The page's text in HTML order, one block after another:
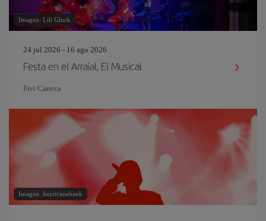
Imagen: Lili Gluck
24 jul 2026 - 16 ago 2026
Festa en el Arraial, El Musical
Frei Caneca
Imagen: hurricanehank